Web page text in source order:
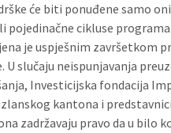
će biti ponuđene samo
pojedinačne cikluse
je uspješnim završetkom
U slučaju neispunjavanja
Investicijska fondacija
kantona i
zadržavaju pravo da u bilo